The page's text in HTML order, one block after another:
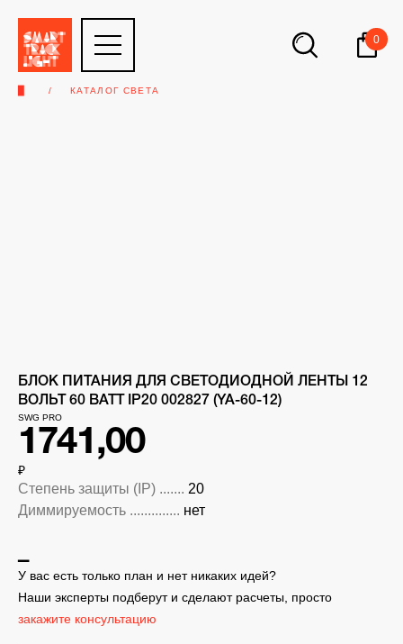
0
КАТАЛОГ СВЕТА
БЛОК ПИТАНИЯ ДЛЯ СВЕТОДИОДНОЙ ЛЕНТЫ 12
ВОЛЬТ 60 ВАТТ IP20 002827 (YA-60-12)
SWG PRO
1741,00
₽
Степень защиты (IP) ....... 20
Диммируемость .............. нет
У вас есть только план и нет никаких идей?
Наши эксперты подберут и сделают расчеты, просто
закажите консультацию